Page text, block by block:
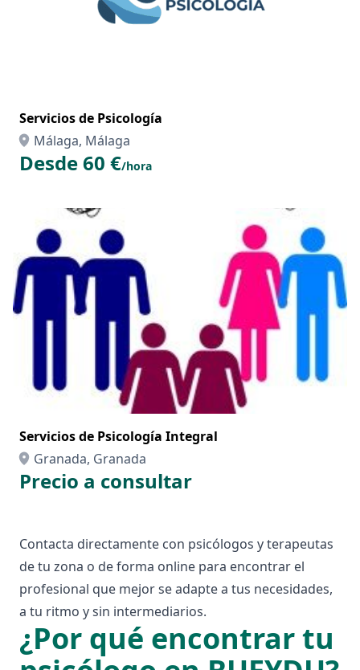
Servicios de Psicología
Málaga, Málaga
Desde 60 €/hora
Servicios de Psicología Integral
Granada, Granada
Precio a consultar
Contacta directamente con psicólogos y terapeutas
de tu zona o de forma online para encontrar el
profesional que mejor se adapte a tus necesidades,
a tu ritmo y sin intermediarios.
¿Por qué encontrar tu